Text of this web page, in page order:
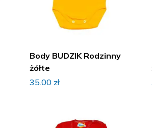
Body BUDZIK Rodzinny
żółte
35.00 zł